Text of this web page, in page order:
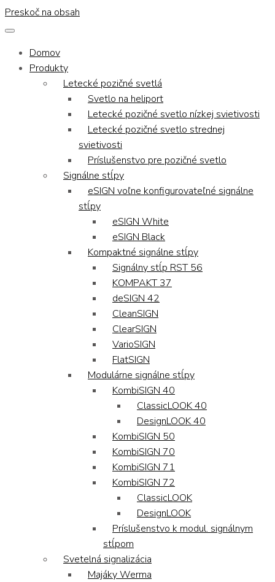
Preskoč na obsah
Domov
Produkty
Letecké pozičné svetlá
Svetlo na heliport
Letecké pozičné svetlo nízkej svietivosti
Letecké pozičné svetlo strednej
svietivosti
Príslušenstvo pre pozičné svetlo
Signálne stĺpy
eSIGN voľne konfigurovateľné signálne
stĺpy
eSIGN White
eSIGN Black
Kompaktné signálne stĺpy
Signálny stĺp RST 56
KOMPAKT 37
deSIGN 42
CleanSIGN
ClearSIGN
VarioSIGN
FlatSIGN
Modulárne signálne stĺpy
KombiSIGN 40
ClassicLOOK 40
DesignLOOK 40
KombiSIGN 50
KombiSIGN 70
KombiSIGN 71
KombiSIGN 72
ClassicLOOK
DesignLOOK
Príslušenstvo k modul. signálnym
stĺpom
Svetelná signalizácia
Majáky Werma